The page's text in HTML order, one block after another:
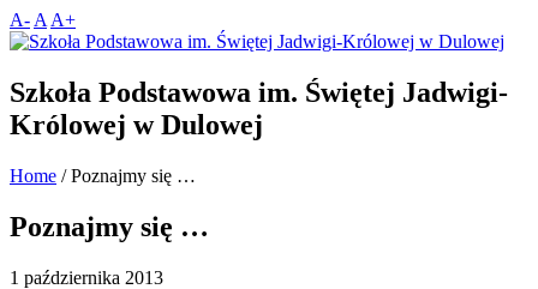
A- A A+
Szkoła Podstawowa im. Świętej Jadwigi-
Królowej w Dulowej
Home / Poznajmy się …
Poznajmy się …
1 października 2013